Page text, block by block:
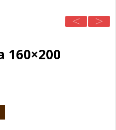
160×200